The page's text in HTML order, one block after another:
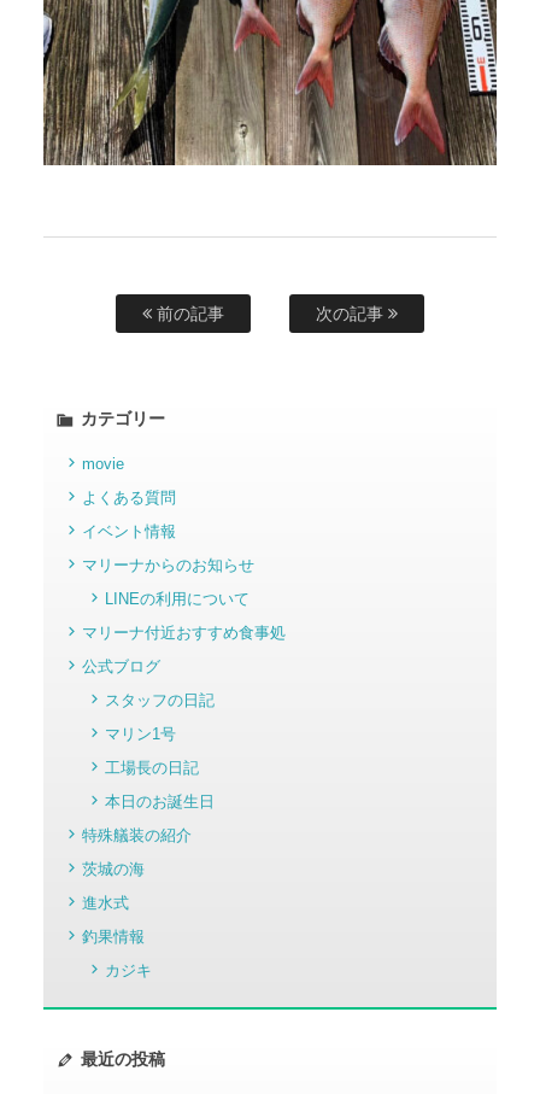
前の記事 次の記事
カテゴリー
movie
よくある質問
イベント情報
マリーナからのお知らせ
LINEの利用について
マリーナ付近おすすめ食事処
公式ブログ
スタッフの日記
マリン1号
工場長の日記
本日のお誕生日
特殊艤装の紹介
茨城の海
進水式
釣果情報
カジキ
最近の投稿